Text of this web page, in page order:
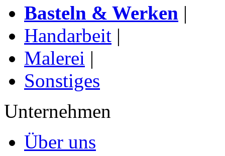
Basteln & Werken |
Handarbeit |
Malerei |
Sonstiges
Unternehmen
Über uns